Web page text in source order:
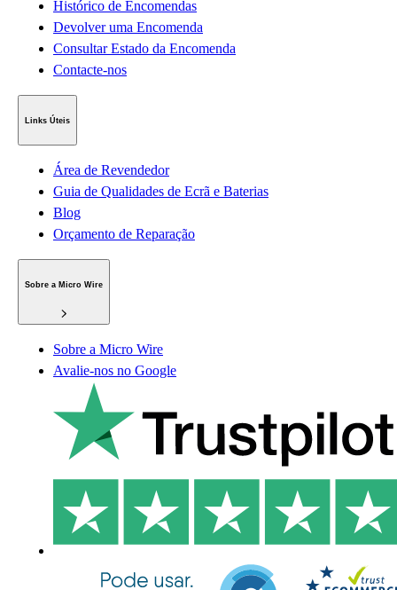
Histórico de Encomendas
Devolver uma Encomenda
Consultar Estado da Encomenda
Contacte-nos
Links Úteis
Área de Revendedor
Guia de Qualidades de Ecrã e Baterias
Blog
Orçamento de Reparação
Sobre a Micro Wire
Sobre a Micro Wire
Avalie-nos no Google